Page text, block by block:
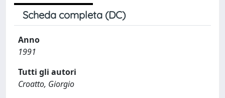
Scheda completa (DC)
Anno
1991
Tutti gli autori
Croatto, Giorgio